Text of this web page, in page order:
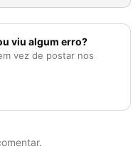
viu algum erro?
vez de postar nos